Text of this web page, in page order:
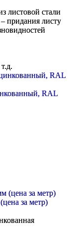
листовой стали
придания листу
RAL
за метр)